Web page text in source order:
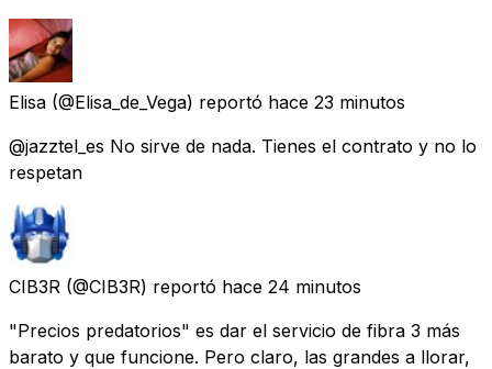
Elisa (@Elisa_de_Vega) reportó hace 23 minutos
@jazztel_es No sirve de nada. Tienes el contrato y no lo
respetan
CIB3R (@CIB3R) reportó hace 24 minutos
"Precios predatorios" es dar el servicio de fibra 3 más
barato y que funcione. Pero claro, las grandes a llorar,